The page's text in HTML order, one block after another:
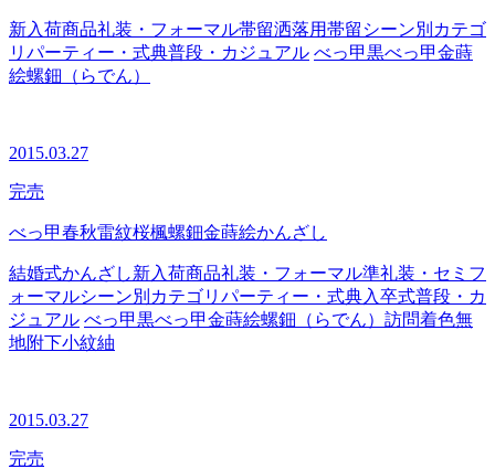
新入荷商品礼装・フォーマル帯留洒落用帯留 シーン別カテゴ
リ パーティー・式典普段・カジュアル べっ甲黒べっ甲金蒔
絵螺鈿（らでん）
2015.03.27
完売
べっ甲春秋雷紋桜楓螺鈿金蒔絵かんざし
結婚式かんざし新入荷商品礼装・フォーマル準礼装・セミフ
ォーマルシーン別カテゴリ パーティー・式典入卒式普段・カ
ジュアル べっ甲黒べっ甲金蒔絵螺鈿（らでん） 訪問着色無
地附下小紋紬
2015.03.27
完売